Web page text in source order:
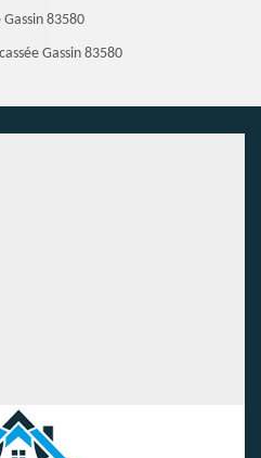
83580
Gassin 83580